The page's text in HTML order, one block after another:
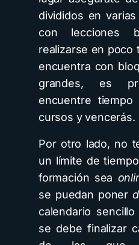
divididos en
con lecciones
realizarse en poco
encuentra con
grandes, es
encuentre
cursos y vencerás.
Por otro lado, no
un límite de
formación sea
se puedan poner
calendario
se debe finalizar